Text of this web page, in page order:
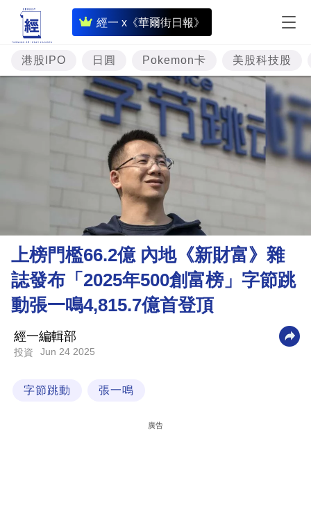
經一 x《華爾街日報》
即
時
財
經
專
題
理
財
商
業
技
港股IPO 日圓 Pokemon卡 美股科技股
上榜門檻66.2億 內地《新財富》雜
誌發布「2025年500創富榜」字節跳
動張一鳴4,815.7億首登頂
經一編輯部
投資 Jun 24 2025
字節跳動 張一鳴
廣告